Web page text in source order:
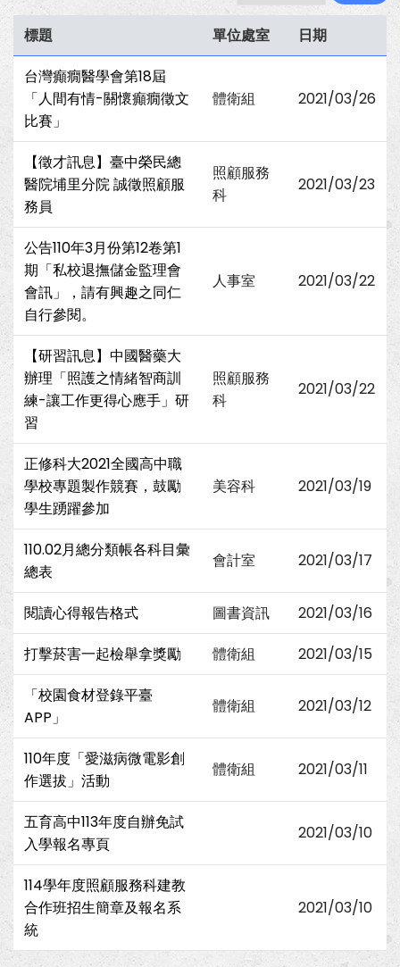
標題 單位處室
日期
台灣癲癇醫學會第18屆
「人間有情-關懷癲癇徵文
比賽」
體衛組 2021/03/26
【徵才訊息】臺中榮民總
醫院埔里分院 誠徵照顧服
務員
照顧服務
科
2021/03/23
公告110年3月份第12卷第1
期「私校退撫儲金監理會
會訊」，請有興趣之同仁
自行參閱。
人事室 2021/03/22
【研習訊息】中國醫藥大
辦理「照護之情緒智商訓
練-讓工作更得心應手」研
習
照顧服務
科
2021/03/22
正修科大2021全國高中職
學校專題製作競賽，鼓勵
學生踴躍參加
美容科 2021/03/19
110.02月總分類帳各科目彙
總表
會計室 2021/03/17
閱讀心得報告格式 圖書資訊
2021/03/16
打擊菸害一起檢舉拿獎勵
體衛組
2021/03/15
「校園食材登錄平臺
APP」
體衛組 2021/03/12
110年度「愛滋病微電影創
作選拔」活動
體衛組 2021/03/11
五育高中113年度自辦免試
入學報名專頁
2021/03/10
114學年度照顧服務科建教
合作班招生簡章及報名系
統
2021/03/10